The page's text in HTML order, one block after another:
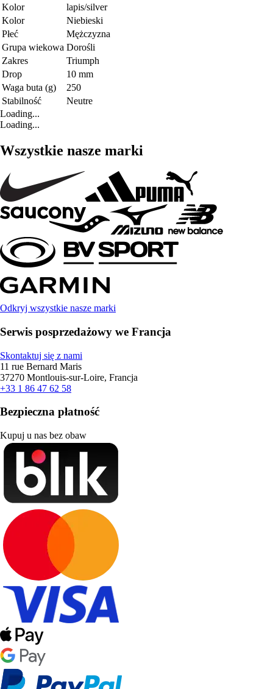
Kolor
lapis/silver
Kolor
Niebieski
Płeć
Mężczyzna
Grupa wiekowa Dorośli
Zakres
Triumph
Drop
10 mm
Waga buta (g)
250
Stabilność
Neutre
Loading...
Loading...
Wszystkie nasze marki
Odkryj wszystkie nasze marki
Serwis posprzedażowy we Francja
Skontaktuj się z nami
11 rue Bernard Maris
37270 Montlouis-sur-Loire, Francja
+33 1 86 47 62 58
Bezpieczna płatność
Kupuj u nas bez obaw